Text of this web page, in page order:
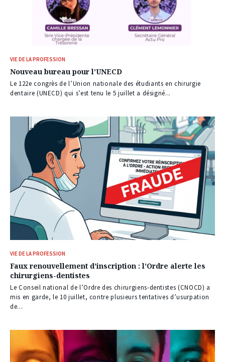
VIE DE LA PROFESSION
Nouveau bureau pour l’UNECD
Le 122e congrès de l’Union nationale des étudiants en chirurgie
dentaire (UNECD) qui s’est tenu le 5 juillet a désigné...
VIE DE LA PROFESSION
Faux renouvellement d’inscription : l’Ordre alerte les
chirurgiens-dentistes
Le Conseil national de l’Ordre des chirurgiens-dentistes (CNOCD) a
mis en garde, le 10 juillet, contre plusieurs tentatives d’usurpation
de...